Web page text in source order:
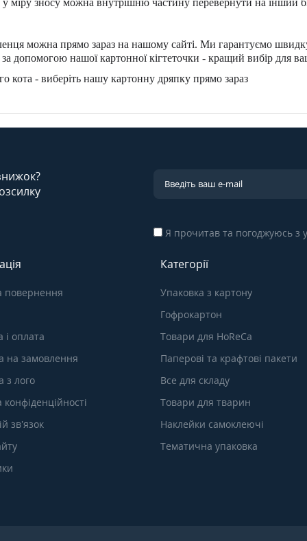
у міру зносу можна внутрішню частину перевернути на інший
можна прямо зараз на нашому сайті. Ми гарантуємо
допомогою нашої картонної кігтеточки - кращий вибір для
кота - виберіть нашу картонну дряпку прямо зараз
Я прочитав та погоджуюсь з
повернення
і оплата
на замовлення
з лого
конфіденційності
зв’язок
Категорії
Упаковка з картону
Гофрокартон
Товари для HoReCa
Паперові та крафтові пакети
Все для складу
Товари для тварин
Наклейки самоклеючі
Тематична упаковка